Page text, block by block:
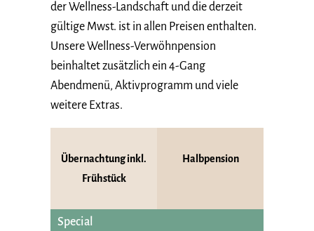
der Wellness-Landschaft und die derzeit
gültige Mwst. ist in allen Preisen enthalten.
Unsere Wellness-Verwöhnpension
beinhaltet zusätzlich ein 4-Gang
Abendmenü, Aktivprogramm und viele
weitere Extras.
Übernachtung inkl.
Frühstück
Halbpension
Special